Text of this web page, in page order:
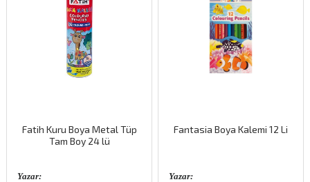
Fatih Kuru Boya Metal Tüp
Tam Boy 24 lü
Yazar:
Fantasia Boya Kalemi 12 Li
Yazar: